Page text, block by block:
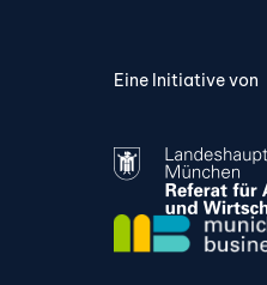
Eine Initiative von